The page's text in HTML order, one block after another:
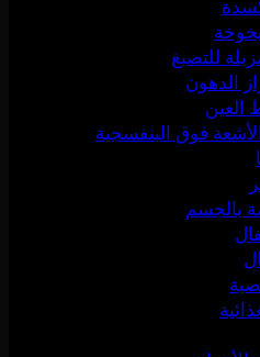
للتصبغ
الدهون
العين
فوق البنفسجية
بالجسم